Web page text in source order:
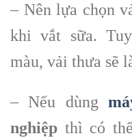
– Nên lựa chọn
khi vắt sữa.
màu, vải thưa sẽ
– Nếu dùng
nghiệp thì có